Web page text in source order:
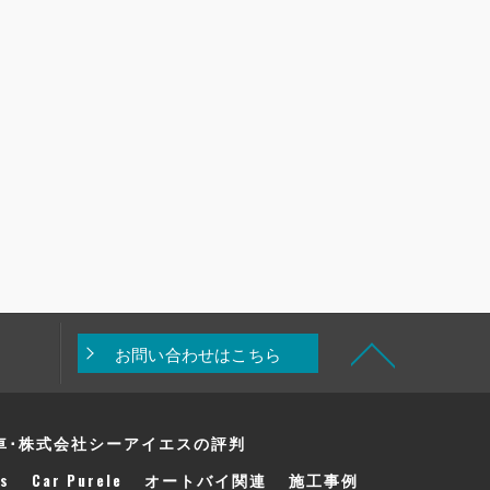
お問い合わせはこちら
･株式会社シーアイエスの評判
Car Purele オートバイ関連 施工事例